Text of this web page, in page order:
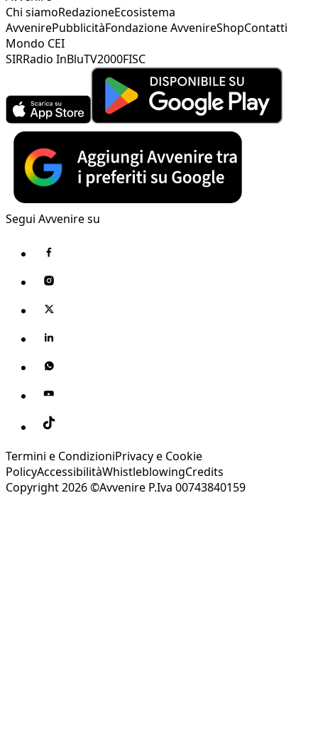
Chi siamoRedazioneEcosistema
AvvenirePubblicitàFondazione AvvenireShopContatti
Mondo CEI
SIRRadio InBluTV2000FISC
Segui Avvenire su
Termini e CondizioniPrivacy e Cookie
PolicyAccessibilitàWhistleblowingCredits
Copyright 2026 ©Avvenire P.Iva 00743840159